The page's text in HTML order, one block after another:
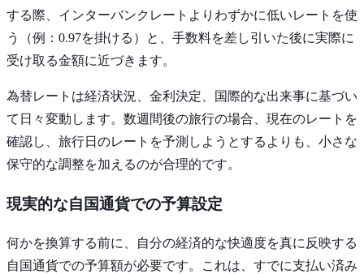
する際、インターバンクレートよりわずかに低いレートを使
う（例：0.97を掛ける）と、手数料を差し引いた後に実際に
受け取る金額に近づきます。
為替レートは経済状況、金利決定、国際的な出来事に基づい
て日々変動します。数週間後の旅行の場合、現在のレートを
確認し、旅行日のレートを予測しようとするよりも、小さな
保守的な調整を加えるのが合理的です。
現実的な自国通貨での予算設定
何かを換算する前に、自分の経済的な快適度を真に反映する
自国通貨での予算額が必要です。これは、すでに支払い済み